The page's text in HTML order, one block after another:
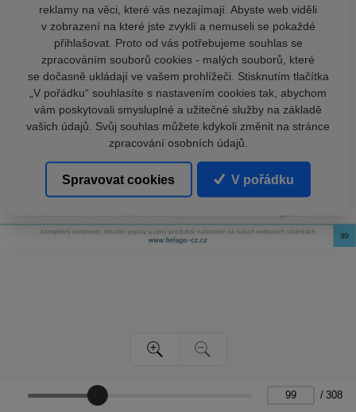
/ 308
reklamy na věci, které vás nezajímají. Abyste web viděli
v zobrazení na které jste zvyklí a nemuseli se pokaždé
přihlašovat. Proto od vás potřebujeme souhlas se
zpracováním souborů cookies - malých souborů, které
se dočasně ukládají ve vašem prohlížeči. Stisknutím tlačítka
„V pořádku“ souhlasíte s nastavením cookies tak, abychom
vám poskytovali smysluplné a užitečné služby na základě
vašich údajů. Svůj souhlas můžete kdykoli změnit na stránce
zpracování osobních údajů.
Spravovat cookies V pořádku